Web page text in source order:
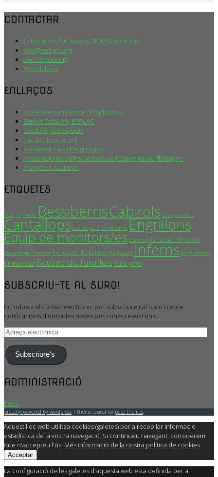
CONTACTAR
C/ Rocafort 236, baixos. 08029 Barcelona
boix@ceboix.org
www.ceboix.org
@esplaiboix
ENLLAÇOS
40è Aniversari Centre d'Esplai Boix
Esplais Catalans, ESPLAC
Casal de Joves Queix
Escola Lliure el Sol
Moviment Laic i Progressista
Associació de Veïns i Veïnes de l’Esquerra de l’Eixample
Projecte Localitza’t
ETIQUETES
AGO Any nou! BessiberrisCabirols Campaments
Cantallops Castanyada Els 40 cims Engrillons
Equip de monitors/es Excursió Excursió d'Hivern
Excursió de Famílies Excursió de la Neu Halloween Inferns Konjuntivitis
Primer dia! Reunió de famílies Sant Jordi
SUBSCRIU-TE AL SURO!
Introdueix el correu electrònic per subscriure't al Suro i rebre
notificacions d'entrades noves per correu electrònic.
Adreça
Subscriure's
ADMINISTRACIÓ
Entra
proudly powered by wordpress | theme: quest by pace themes
Aquest lloc web utilitza cookies (galetes) per a recopilar informació
estadística de la vostra navegació. Si continueu navegant, considerem
que n'accepteu l'ús. Més informació de la nostra política de cookies
Acceptar
La configuració de les galetes d'aquesta web esta definida per a